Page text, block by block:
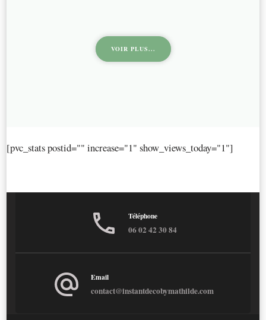
VOIR PLUS...
[pvc_stats postid="" increase="1" show_views_today="1"]
Téléphone
06 02 42 30 84
Email
contact@instantdecobymathilde.com